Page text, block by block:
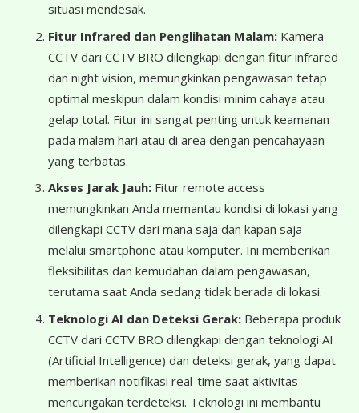
situasi mendesak.
Fitur Infrared dan Penglihatan Malam: Kamera
CCTV dari CCTV BRO dilengkapi dengan fitur infrared
dan night vision, memungkinkan pengawasan tetap
optimal meskipun dalam kondisi minim cahaya atau
gelap total. Fitur ini sangat penting untuk keamanan
pada malam hari atau di area dengan pencahayaan
yang terbatas.
Akses Jarak Jauh: Fitur remote access
memungkinkan Anda memantau kondisi di lokasi yang
dilengkapi CCTV dari mana saja dan kapan saja
melalui smartphone atau komputer. Ini memberikan
fleksibilitas dan kemudahan dalam pengawasan,
terutama saat Anda sedang tidak berada di lokasi.
Teknologi AI dan Deteksi Gerak: Beberapa produk
CCTV dari CCTV BRO dilengkapi dengan teknologi AI
(Artificial Intelligence) dan deteksi gerak, yang dapat
memberikan notifikasi real-time saat aktivitas
mencurigakan terdeteksi. Teknologi ini membantu